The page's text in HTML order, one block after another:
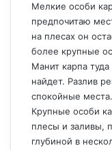
Мелкие особи
предпочитаю
на плесах он
более крупные
Манит карпа
найдет. Разлив
спокойные места.
Крупные особи
плесы и заливы,
глубиной в